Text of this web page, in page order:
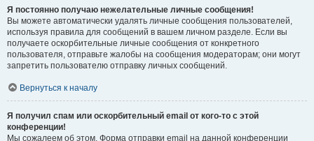
Я постоянно получаю нежелательные личные сообщения!
Вы можете автоматически удалять личные сообщения пользователей,
используя правила для сообщений в вашем личном разделе. Если вы
получаете оскорбительные личные сообщения от конкретного
пользователя, отправьте жалобы на сообщения модераторам; они могут
запретить пользователю отправку личных сообщений.
Вернуться к началу
Я получил спам или оскорбительный email от кого-то с этой
конференции!
Мы сожалеем об этом. Форма отправки email на данной конференции